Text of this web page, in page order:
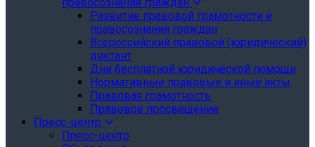
правосознания граждан
Развитие правовой грамотности и
правосознания граждан
Всероссийский правовой (юридический)
диктант
Дни бесплатной юридической помощи
Нормативные правовые и иные акты
Правовая грамотность
Правовое просвещение
Пресс-центр
Пресс-центр